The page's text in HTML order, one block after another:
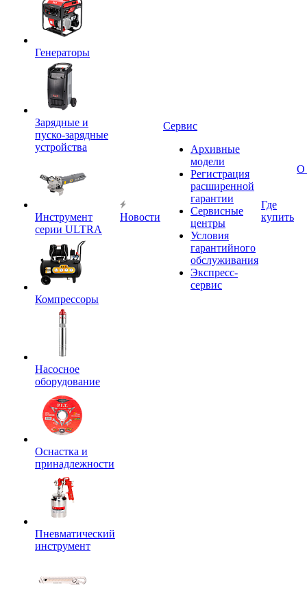
Генераторы
Зарядные и
пуско-зарядные
устройства
Инструмент
серии ULTRA
Компрессоры
Насосное
оборудование
Оснастка и
принадлежности
Пневматический
инструмент
Новости
Сервис
Архивные
модели
Регистрация
расширенной
гарантии
Сервисные
центры
Условия
гарантийного
обслуживания
Экспресс-
сервис
Где
купить
О